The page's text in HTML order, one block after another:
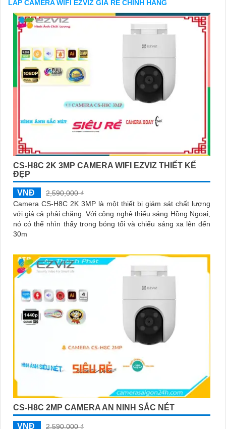
LẮP CAMERA WIFI EZVIZ GIÁ RẺ CHÍNH HÃNG
CS-H8C 2K 3MP CAMERA WIFI EZVIZ THIẾT KẾ
ĐẸP
VNĐ
2,590,000 ₫
Camera CS-H8C 2K 3MP là một thiết bị giám sát chất lượng
với giá cả phải chăng. Với công nghệ thiếu sáng Hồng Ngoại,
nó có thể nhìn thấy trong bóng tối và chiếu sáng xa lên đến
30m
CS-H8C 2MP CAMERA AN NINH SẮC NÉT
VNĐ
2,590,000 ₫